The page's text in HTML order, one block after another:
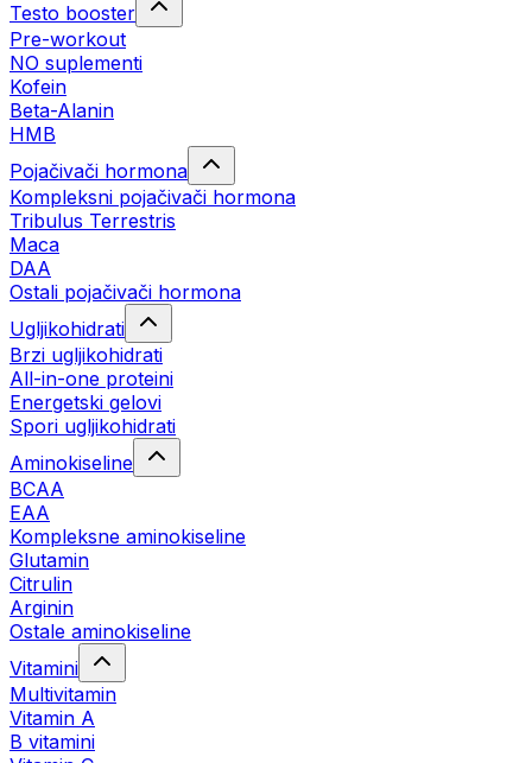
Testo booster
Pre-workout
NO suplementi
Kofein
Beta-Alanin
HMB
Pojačivači hormona
Kompleksni pojačivači hormona
Tribulus Terrestris
Maca
DAA
Ostali pojačivači hormona
Ugljikohidrati
Brzi ugljikohidrati
All-in-one proteini
Energetski gelovi
Spori ugljikohidrati
Aminokiseline
BCAA
EAA
Kompleksne aminokiseline
Glutamin
Citrulin
Arginin
Ostale aminokiseline
Vitamini
Multivitamin
Vitamin A
B vitamini